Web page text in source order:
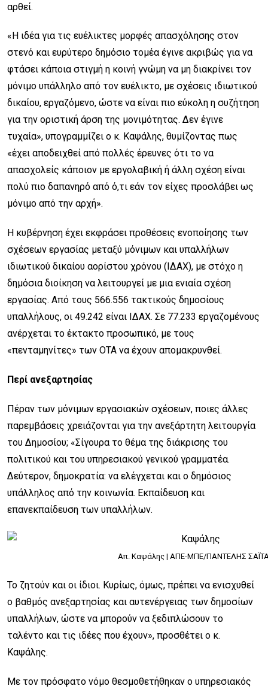
αρθεί.
«Η ιδέα για τις ευέλικτες μορφές απασχόλησης στον
στενό και ευρύτερο δημόσιο τομέα έγινε ακριβώς για να
φτάσει κάποια στιγμή η κοινή γνώμη να μη διακρίνει τον
μόνιμο υπάλληλο από τον ευέλικτο, με σχέσεις ιδιωτικού
δικαίου, εργαζόμενο, ώστε να είναι πιο εύκολη η συζήτηση
για την οριστική άρση της μονιμότητας. Δεν έγινε
τυχαία», υπογραμμίζει ο κ. Καψάλης, θυμίζοντας πως
«έχει αποδειχθεί από πολλές έρευνες ότι το να
απασχολείς κάποιον με εργολαβική ή άλλη σχέση είναι
πολύ πιο δαπανηρό από ό,τι εάν τον είχες προσλάβει ως
μόνιμο από την αρχή».
Η κυβέρνηση έχει εκφράσει προθέσεις ενοποίησης των
σχέσεων εργασίας μεταξύ μόνιμων και υπαλλήλων
ιδιωτικού δικαίου αορίστου χρόνου (ΙΔΑΧ), με στόχο η
δημόσια διοίκηση να λειτουργεί με μια ενιαία σχέση
εργασίας. Από τους 566.556 τακτικούς δημοσίους
υπαλλήλους, οι 49.242 είναι ΙΔΑΧ. Σε 77.233 εργαζομένους
ανέρχεται το έκτακτο προσωπικό, με τους
«πενταμηνίτες» των ΟΤΑ να έχουν απομακρυνθεί.
Περί ανεξαρτησίας
Πέραν των μόνιμων εργασιακών σχέσεων, ποιες άλλες
παρεμβάσεις χρειάζονται για την ανεξάρτητη λειτουργία
του Δημοσίου; «Σίγουρα το θέμα της διάκρισης του
πολιτικού και του υπηρεσιακού γενικού γραμματέα.
Δεύτερον, δημοκρατία: να ελέγχεται και ο δημόσιος
υπάλληλος από την κοινωνία. Εκπαίδευση και
επανεκπαίδευση των υπαλλήλων.
Απ. Καψάλης | ΑΠΕ-ΜΠΕ/ΠΑΝΤΕΛΗΣ
Το ζητούν και οι ίδιοι. Κυρίως, όμως, πρέπει να ενισχυθεί
ο βαθμός ανεξαρτησίας και αυτενέργειας των δημοσίων
υπαλλήλων, ώστε να μπορούν να ξεδιπλώσουν το
ταλέντο και τις ιδέες που έχουν», προσθέτει ο κ.
Καψάλης.
Με τον πρόσφατο νόμο θεσμοθετήθηκαν ο υπηρεσιακός